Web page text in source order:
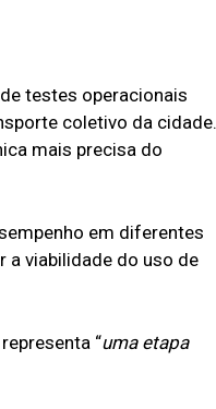
testes operacionais
coletivo da cidade.
mais precisa do
em diferentes
a viabilidade do uso de
“uma etapa